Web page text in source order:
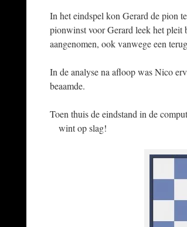
In het eindspel kon Gerard de pion
pionwinst voor Gerard leek het pleit
aangenomen, ook vanwege een
In de analyse na afloop was Nico
beaamde.
Toen thuis de eindstand in de
wint op slag!